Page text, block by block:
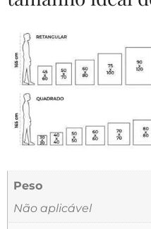
Peso
Não aplicável